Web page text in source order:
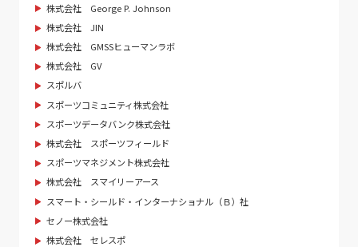
株式会社 George P. Johnson
株式会社 JIN
株式会社 GMSSヒューマンラボ
株式会社 GV
スポルバ
スポーツコミュニティ株式会社
スポーツデータバンク株式会社
株式会社 スポーツフィールド
スポーツマネジメント株式会社
株式会社 スマイリーアース
スマート・シールド・インターナショナル（Ｂ）社
セノー株式会社
株式会社 セレスポ